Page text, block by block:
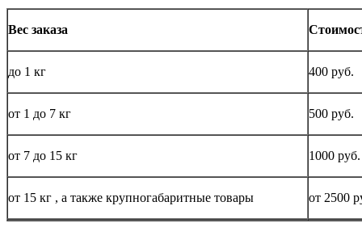
Вес заказа
до 1 кг 400 руб.
от 1 до 7 кг 500 руб.
от 7 до 15 кг 1000 руб.
от 15 кг , а также крупногабаритные товары от 2500